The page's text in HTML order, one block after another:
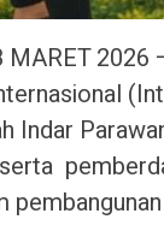
MARET
Indar